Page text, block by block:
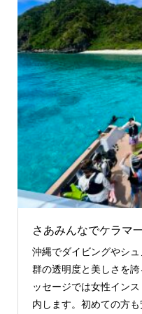
さあみんなでケラマ
沖縄でダイビングやシ
群の透明度と美しさを
ッセージでは女性イン
内します。初めての方も